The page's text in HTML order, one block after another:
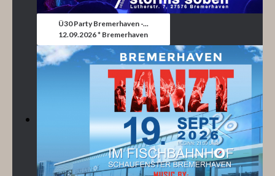
Ü30 Party Bremerhaven -...
12.09.2026 * Bremerhaven